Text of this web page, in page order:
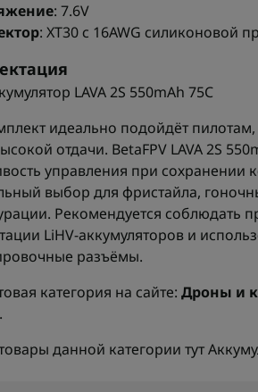
: 7.6V
: XT30 с 16AWG силиконовой
LAVA 2S 550mAh 75C
идеально подойдёт
отдачи. BetaFPV LAVA 2S
управления при сохранении
выбор для фристайла,
Рекомендуется соблюдать
LiHV-аккумуляторов и
разъёмы.
категория на сайте: Дроны и
.
данной категории тут